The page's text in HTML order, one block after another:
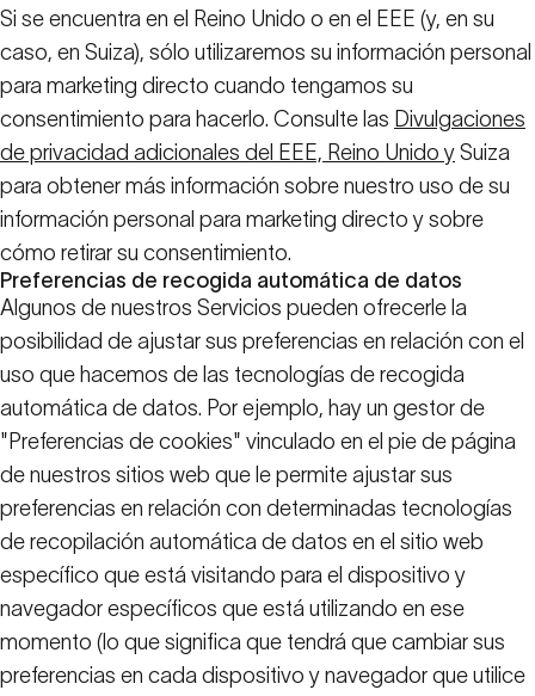
Si se encuentra en el Reino Unido o en el EEE (y, en su
caso, en Suiza), sólo utilizaremos su información personal
para marketing directo cuando tengamos su
consentimiento para hacerlo. Consulte las Divulgaciones
de privacidad adicionales del EEE, Reino Unido y Suiza
para obtener más información sobre nuestro uso de su
información personal para marketing directo y sobre
cómo retirar su consentimiento.
Preferencias de recogida automática de datos
Algunos de nuestros Servicios pueden ofrecerle la
posibilidad de ajustar sus preferencias en relación con el
uso que hacemos de las tecnologías de recogida
automática de datos. Por ejemplo, hay un gestor de
"Preferencias de cookies" vinculado en el pie de página
de nuestros sitios web que le permite ajustar sus
preferencias en relación con determinadas tecnologías
de recopilación automática de datos en el sitio web
específico que está visitando para el dispositivo y
navegador específicos que está utilizando en ese
momento (lo que significa que tendrá que cambiar sus
preferencias en cada dispositivo y navegador que utilice